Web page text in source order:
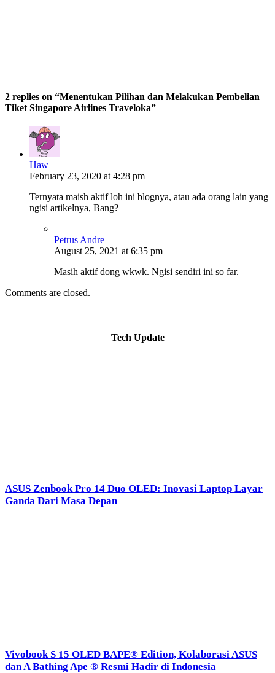
2 replies on “Menentukan Pilihan dan Melakukan Pembelian
Tiket Singapore Airlines Traveloka”
Haw
February 23, 2020 at 4:28 pm
Ternyata maish aktif loh ini blognya, atau ada orang lain yang
ngisi artikelnya, Bang?
Petrus Andre
August 25, 2021 at 6:35 pm
Masih aktif dong wkwk. Ngisi sendiri ini so far.
Comments are closed.
Tech Update
ASUS Zenbook Pro 14 Duo OLED: Inovasi Laptop Layar
Ganda Dari Masa Depan
Vivobook S 15 OLED BAPE® Edition, Kolaborasi ASUS
dan A Bathing Ape ® Resmi Hadir di Indonesia